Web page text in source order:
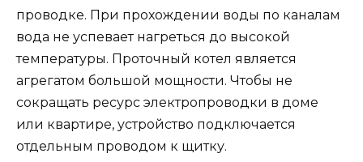
проводке. При прохождении воды по каналам
вода не успевает нагреться до высокой
температуры. Проточный котел является
агрегатом большой мощности. Чтобы не
сокращать ресурс электропроводки в доме
или квартире, устройство подключается
отдельным проводом к щитку.